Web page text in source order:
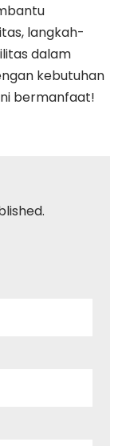
langkah-
dalam
kebutuhan
bermanfaat!